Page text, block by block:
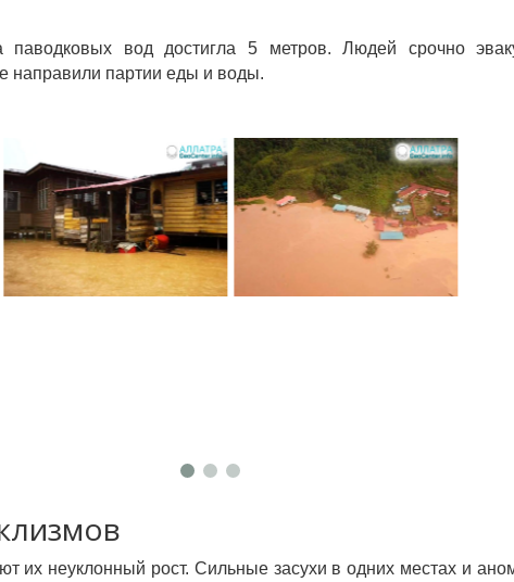
паводковых вод достигла 5 метров. Людей срочно
направили партии еды и воды.
их неуклонный рост. Сильные засухи в одних местах и